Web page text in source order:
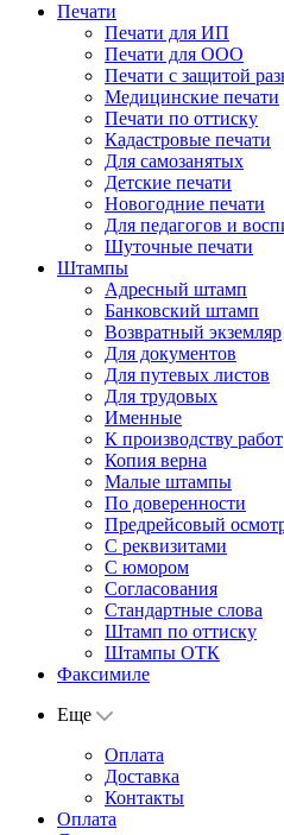
Печати
Печати для ИП
Печати для ООО
Печати с защитой
Медицинские печати
Печати по оттиску
Кадастровые печати
Для самозанятых
Детские печати
Новогодние печати
Для педагогов и
Шуточные печати
Штампы
Адресный штамп
Банковский штамп
Возвратный экземляр
Для документов
Для путевых листов
Для трудовых
Именные
К производству работ
Копия верна
Малые штампы
По доверенности
Предрейсовый
С реквизитами
С юмором
Согласования
Стандартные слова
Штамп по оттиску
Штампы ОТК
Факсимиле
Еще
Оплата
Доставка
Контакты
Оплата